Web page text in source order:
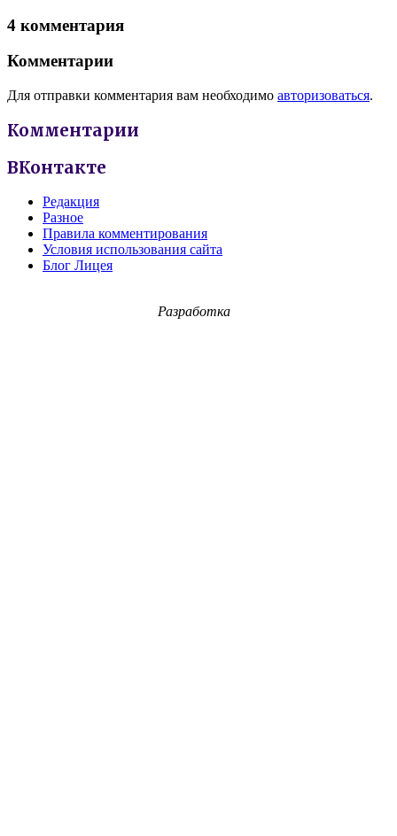
4 комментария
Комментарии
Для отправки комментария вам необходимо авторизоваться.
Комментарии
ВКонтакте
Редакция
Разное
Правила комментирования
Условия использования сайта
Блог Лицея
Разработка